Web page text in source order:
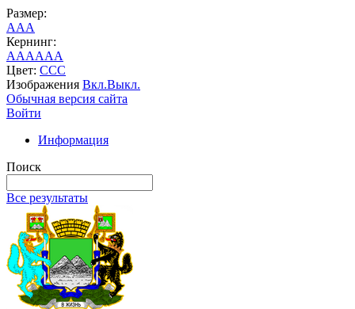
Размер:
AAA
Кернинг:
AAAAAA
Цвет: CCC
Изображения Вкл.Выкл.
Обычная версия сайта
Войти
Информация
Поиск
Все результаты